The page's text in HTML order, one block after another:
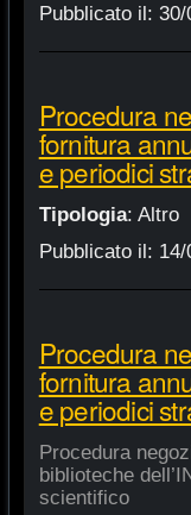
Pubblicato il: 30/
Procedura
fornitura
e periodici
Tipologia: Altro
Pubblicato il: 14/
Procedura
fornitura
e periodici
Procedura
biblioteche
scientifico